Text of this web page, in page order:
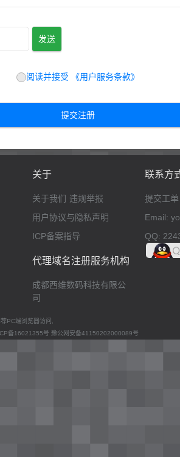
发送
阅读并接受 《用户服务条款》
提交注册
关于
关于我们 违规举报
用户协议与隐私声明
ICP备案指导
代理域名注册服务机构
成都西维数码科技有限公
司
联系方
提交工单
Email:
QQ:
PC端浏览器访问,
备16021355号 豫公网安备41150202000089号